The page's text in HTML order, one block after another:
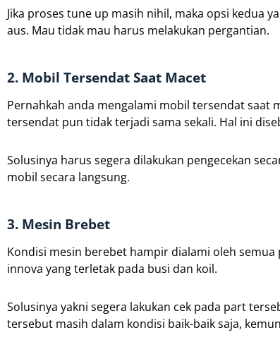
Jika proses tune up masih nihil, maka opsi kedua
aus. Mau tidak mau harus melakukan pergantian.
2. Mobil Tersendat Saat Macet
Pernahkah anda mengalami mobil tersendat saat
tersendat pun tidak terjadi sama sekali. Hal ini
Solusinya harus segera dilakukan pengecekan
mobil secara langsung.
3. Mesin Brebet
Kondisi mesin berebet hampir dialami oleh
innova yang terletak pada busi dan koil.
Solusinya yakni segera lakukan cek pada part
tersebut masih dalam kondisi baik-baik saja,